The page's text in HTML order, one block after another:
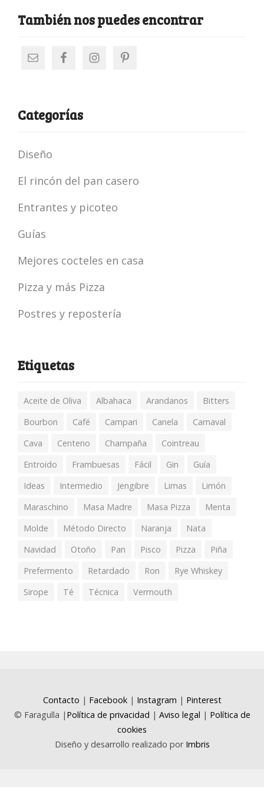
También nos puedes encontrar
Categorías
Diseño
El rincón del pan casero
Entrantes y picoteo
Guías
Mejores cocteles en casa
Pizza y más Pizza
Postres y repostería
Etiquetas
Aceite de Oliva Albahaca Arandanos
Bitters
Bourbon
Café Campari Canela
Carnaval
Cava
Centeno Champaña
Cointreau
Entroido
Frambuesas Fácil Gin
Guía
Ideas
Intermedio Jengibre Limas
Limón
Maraschino
Masa Madre Masa Pizza
Menta
Molde
Método Directo Naranja
Nata
Navidad
Otoño Pan Pisco Pizza
Piña
Prefermento
Retardado Ron
Rye Whiskey
Sirope
Té Técnica Vermouth
Contacto | Facebook| Instagram | Pinterest
© Faragulla | Política de privacidad | Aviso legal | Política de
cookies
Diseño y desarrollo realizado por Imbris